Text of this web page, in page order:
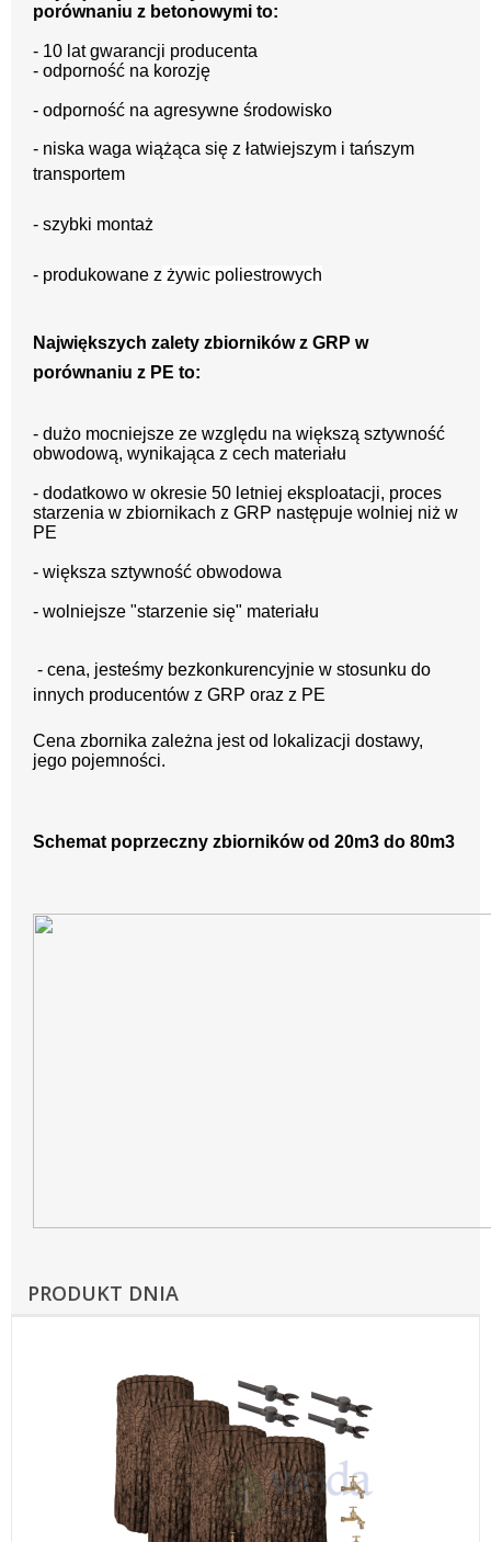
porównaniu z betonowymi to:
- 10 lat gwarancji producenta
- odporność na korozję
- odporność na agresywne środowisko
- niska waga wiążąca się z łatwiejszym i tańszym
transportem
- szybki montaż
- produkowane z żywic poliestrowych
Największych zalety zbiorników z GRP w
porównaniu z PE to:
- dużo mocniejsze ze względu na większą sztywność
obwodową, wynikająca z cech materiału
- dodatkowo w okresie 50 letniej eksploatacji, proces
starzenia w zbiornikach z GRP następuje wolniej niż w
PE
- większa sztywność obwodowa
- wolniejsze "starzenie się" materiału
- cena, jesteśmy bezkonkurencyjnie w stosunku do
innych producentów z GRP oraz z PE
Cena zbornika zależna jest od lokalizacji dostawy,
jego pojemności.
Schemat poprzeczny zbiorników od 20m3 do 80m3
PRODUKT DNIA